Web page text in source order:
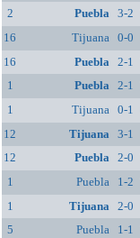
2
Puebla 3-2
16
Tijuana 0-0
16
Puebla 2-1
1
Puebla 2-1
1
Tijuana 0-1
12
Tijuana 3-1
12
Puebla 2-0
1
Puebla 1-2
1
Tijuana 2-0
5
Puebla 1-1